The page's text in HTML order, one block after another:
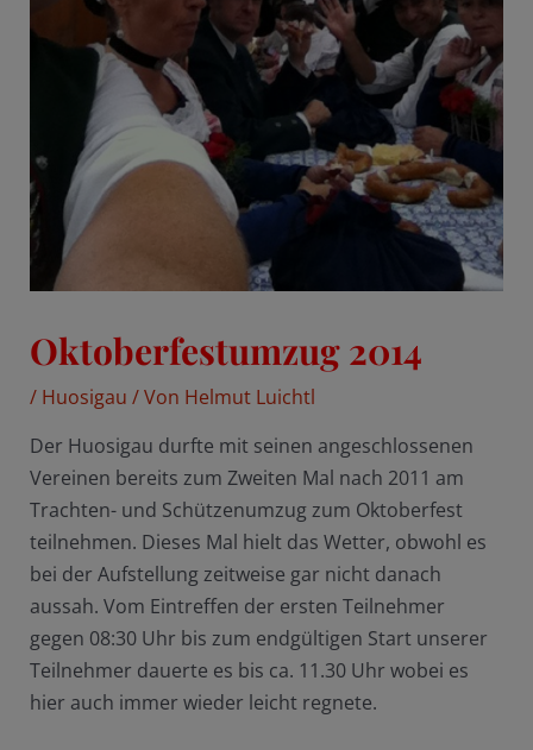
Oktoberfestumzug 2014
/ Huosigau / Von Helmut Luichtl
Der Huosigau durfte mit seinen angeschlossenen
Vereinen bereits zum Zweiten Mal nach 2011 am
Trachten- und Schützenumzug zum Oktoberfest
teilnehmen. Dieses Mal hielt das Wetter, obwohl es
bei der Aufstellung zeitweise gar nicht danach
aussah. Vom Eintreffen der ersten Teilnehmer
gegen 08:30 Uhr bis zum endgültigen Start unserer
Teilnehmer dauerte es bis ca. 11.30 Uhr wobei es
hier auch immer wieder leicht regnete.